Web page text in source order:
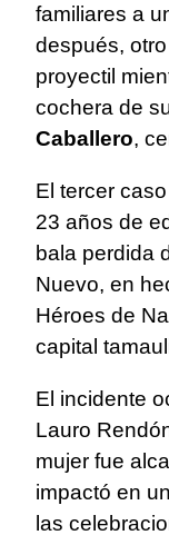
familiares a
después,
proyectil
cochera de
Caballero,
El tercer
23 años de
bala perdida
Nuevo, en
Héroes de
capital
El incidente
Lauro
mujer fue
impactó en
las